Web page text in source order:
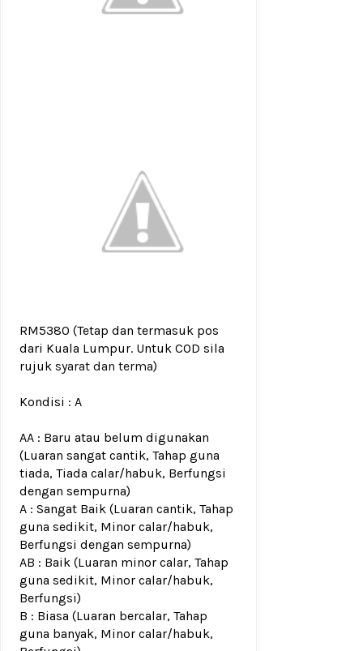
RM5380 (Tetap dan termasuk pos
dari Kuala Lumpur. Untuk COD sila
rujuk syarat dan terma)
Kondisi : A
AA : Baru atau belum digunakan
(Luaran sangat cantik, Tahap guna
tiada, Tiada calar/habuk, Berfungsi
dengan sempurna)
A : Sangat Baik (Luaran cantik, Tahap
guna sedikit, Minor calar/habuk,
Berfungsi dengan sempurna)
AB : Baik (Luaran minor calar, Tahap
guna sedikit, Minor calar/habuk,
Berfungsi)
B : Biasa (Luaran bercalar, Tahap
guna banyak, Minor calar/habuk,